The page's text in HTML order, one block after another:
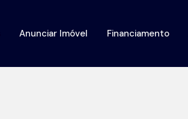
Financiamento
Anunciar Imóvel